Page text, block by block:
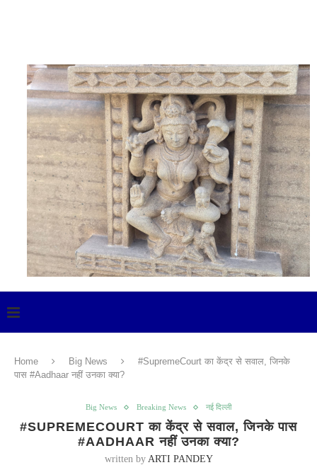
Home Big News
#SupremeCourt का केंद्र से सवाल, जिनके
पास #Aadhaar नहीं उनका क्‍या?
Big News Breaking News नई दिल्ली
#SUPREMECOURT का केंद्र से सवाल, जिनके पास
#AADHAAR नहीं उनका क्‍या?
written by ARTI PANDEY